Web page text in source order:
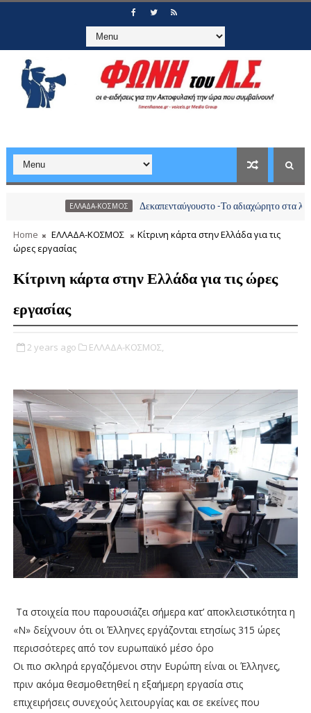
ΕΛΛΑΔΑ-ΚΟΣΜΟΣ Δεκαπενταύγουστο -Το αδιαχώρητο στα λιμάνια,
Home ΕΛΛΑΔΑ-ΚΟΣΜΟΣ
Κίτρινη κάρτα στην Ελλάδα για τις
ώρες εργασίας
Κίτρινη κάρτα στην Ελλάδα για τις ώρες
εργασίας
2 years ago ΕΛΛΑΔΑ-ΚΟΣΜΟΣ,
Τα στοιχεία που παρουσιάζει σήμερα κατ’ αποκλειστικότητα η
«Ν» δείχνουν ότι οι Έλληνες εργάζονται ετησίως 315 ώρες
περισσότερες από τον ευρωπαϊκό μέσο όρο
Οι πιο σκληρά εργαζόμενοι στην Ευρώπη είναι οι Έλληνες,
πριν ακόμα θεσμοθετηθεί η εξαήμερη εργασία στις
επιχειρήσεις συνεχούς λειτουργίας και σε εκείνες που